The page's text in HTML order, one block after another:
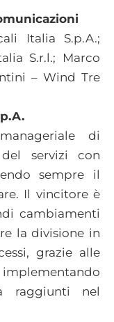
Italia S.p.A.;
S.r.l.; Marco
– Wind Tre
di
servizi con
sempre il
Il vincitore è
cambiamenti
la divisione in
grazie alle
raggiunti nel